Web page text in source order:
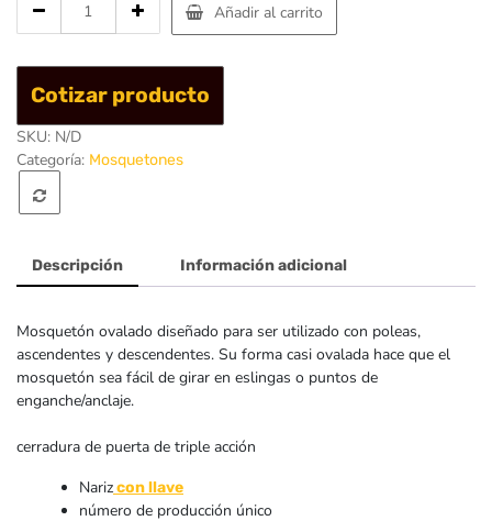
Oval
Aluminio
26
KN
Añadir al carrito
Cotizar producto
SKU: N/D
Categoría: Mosquetones
Descripción Información adicional
Mosquetón ovalado diseñado para ser utilizado con poleas,
ascendentes y descendentes. Su forma casi ovalada hace que el
mosquetón sea fácil de girar en eslingas o puntos de
enganche/anclaje.
cerradura de puerta de triple acción
Narizcon llave
número de producción único